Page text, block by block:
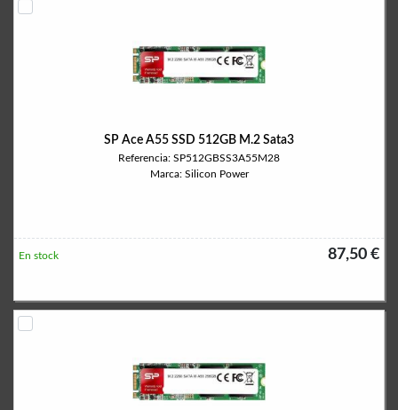
SP Ace A55 SSD 512GB M.2 Sata3
Referencia: SP512GBSS3A55M28
Marca: Silicon Power
87,50 €
En stock